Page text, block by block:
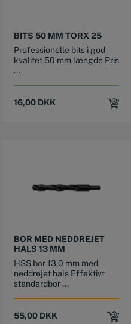
BITS 50 MM TORX 25
Professionelle bits i god
kvalitet 50 mm længde Pris
...
16,00 DKK
BOR MED NEDDREJET
HALS 13 MM
HSS bor 13,0 mm med
neddrejet hals Effektivt
standardbor ...
55,00 DKK